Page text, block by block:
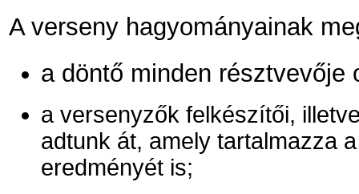
A verseny hagyományainak
a döntő minden résztvevője
a versenyzők felkészítői,
adtunk át, amely tartalmazza
eredményét is;